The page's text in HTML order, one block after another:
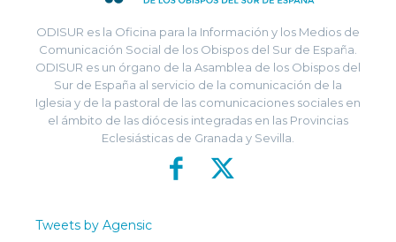
ODISUR es la Oficina para la Información y los Medios de
Comunicación Social de los Obispos del Sur de España.
ODISUR es un órgano de la Asamblea de los Obispos del
Sur de España al servicio de la comunicación de la
Iglesia y de la pastoral de las comunicaciones sociales en
el ámbito de las diócesis integradas en las Provincias
Eclesiásticas de Granada y Sevilla.
Tweets by Agensic